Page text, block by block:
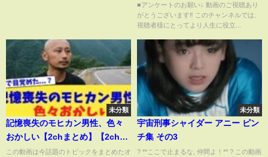
■アンケートのお願い↓ 動画のご視聴あり
がとうございます‼️ このチャンネルでは、
視聴者様にとってより人生に役立...
未分類
記憶喪失のモヒカン男性、色々
おかしい【2chまとめ】【2chス
レ】【5chスレ】
この動画は今話題のトピックをまとめたオ
未分類
宇宙刑事シャイダー アニー ピン
チ集 その3
? **ここで止まるな, 仲間よ！** ? この動画